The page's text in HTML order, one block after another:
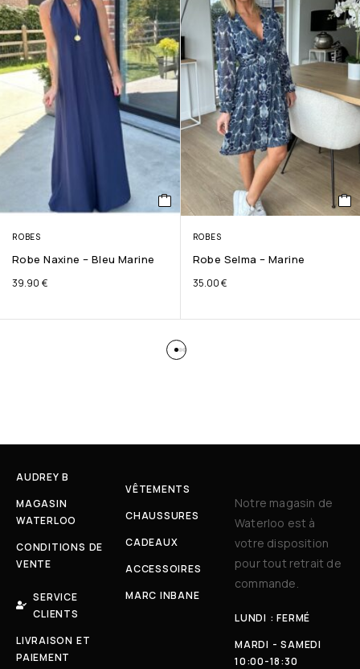
ROBES
Robe Naxine – Bleu Marine
39.90 €
ROBES
Robe Selma – Marine
35.00€
AUDREY B
MAGASIN
WATERLOO
CONDITIONS DE
VENTE
SERVICE
CLIENTS
LIVRAISON ET
PAIEMENT
VÊTEMENTS
CHAUSSURES
CADEAUX
ACCESSOIRES
MARC INBANE
Notre magasin de
Waterloo est à
votre disposition
pour tout retrait de
commande.
LUNDI : FERMÉ
MARDI - SAMEDI
10:00-18:30